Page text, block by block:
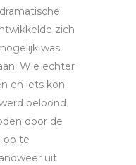
zich
was
Wie echter
en iets kon
beloond
door de
op te
uit